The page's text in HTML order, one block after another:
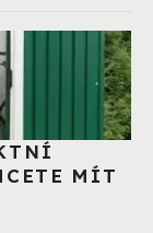
MÍT